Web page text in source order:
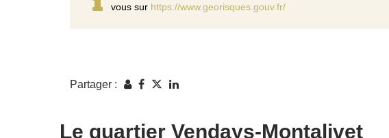
vous sur https://www.georisques.gouv.fr/
Partager :
Le quartier Vendays-Montalivet